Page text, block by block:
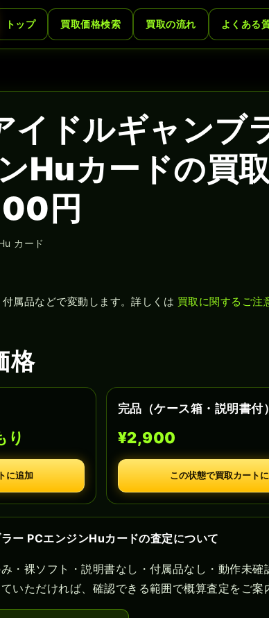
トップ 買取価格検索 買取の流れ よくある
イドルギャンブ
Huカードの買
円
カード
属品などで変動します。詳しくは 買取に関するご注
格
り
に追加
完品（ケース箱・説明書付）
¥2,900
この状態で買取カート
ー PCエンジンHuカードの査定について
・裸ソフト・説明書なし・付属品なし・動作未確
いただければ、確認できる範囲で概算査定をご案